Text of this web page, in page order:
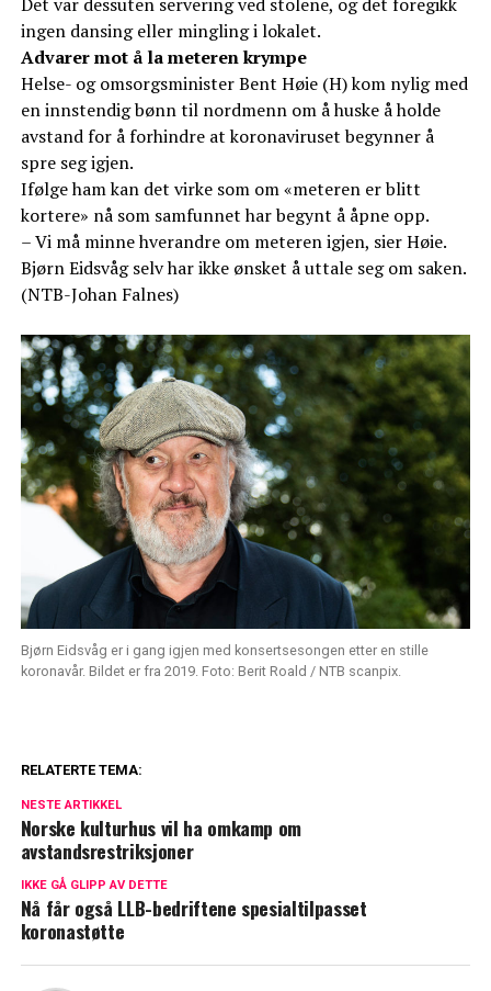
ingen dansing eller mingling i lokalet.
Advarer mot å la meteren krympe
Helse- og omsorgsminister Bent Høie (H) kom nylig med
en innstendig bønn til nordmenn om å huske å holde
avstand for å forhindre at koronaviruset begynner å
spre seg igjen.
Ifølge ham kan det virke som om «meteren er blitt
kortere» nå som samfunnet har begynt å åpne opp.
– Vi må minne hverandre om meteren igjen, sier Høie.
Bjørn Eidsvåg selv har ikke ønsket å uttale seg om saken.
(NTB-Johan Falnes)
Bjørn Eidsvåg er i gang igjen med konsertsesongen etter en stille
koronavår. Bildet er fra 2019. Foto: Berit Roald / NTB scanpix.
RELATERTE TEMA:
NESTE ARTIKKEL
Norske kulturhus vil ha omkamp om
avstandsrestriksjoner
IKKE GÅ GLIPP AV DETTE
Nå får også LLB-bedriftene spesialtilpasset
koronastøtte